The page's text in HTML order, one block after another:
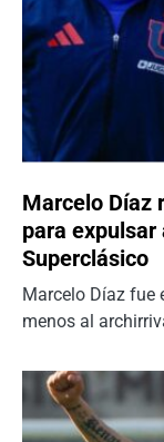
Marcelo Díaz
para expulsar
Superclásico
Marcelo Díaz fue
menos al